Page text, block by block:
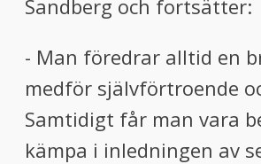
Sandberg och fortsätter:
- Man föredrar alltid en
medför självförtroende
Samtidigt får man vara
kämpa i inledningen av